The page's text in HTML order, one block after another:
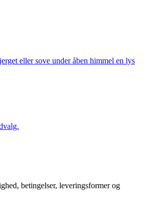
eller sove under åben himmel en lys
betingelser, leveringsformer og